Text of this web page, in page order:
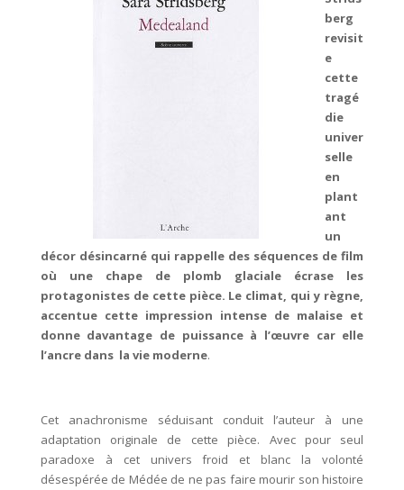
berg
revisit
e
cette
tragé
die
univer
selle
en
plant
ant
un
décor désincarné qui rappelle des séquences de film
où une chape de plomb glaciale écrase les
protagonistes de cette pièce. Le climat, qui y règne,
accentue cette impression intense de malaise et
donne davantage de puissance à l’œuvre car elle
l’ancre dans la vie moderne.
Cet anachronisme séduisant conduit l’auteur à une
adaptation originale de cette pièce. Avec pour seul
paradoxe à cet univers froid et blanc la volonté
désespérée de Médée de ne pas faire mourir son histoire